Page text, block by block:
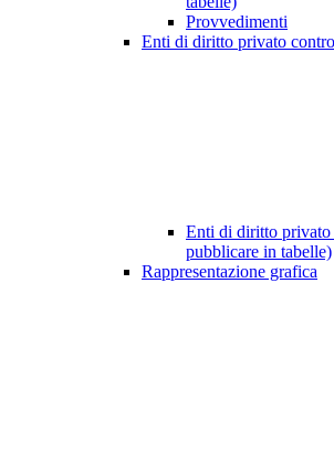
Provvedimenti
Enti di diritto privato
Enti di diritto privato
pubblicare in tabelle)
Rappresentazione grafica